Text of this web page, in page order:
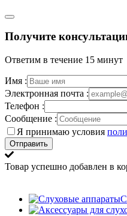
Получите
Ответим в течение 15 минут
Имя :
Электронная почта :
Телефон :
Сообщение :
Я принимаю условия
Отправить
Товар успешно добавлен в